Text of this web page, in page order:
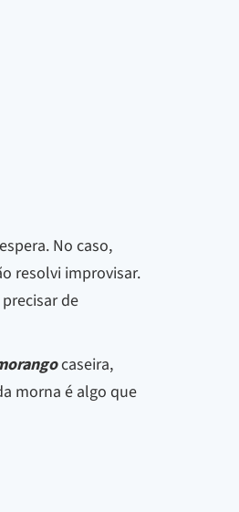
No caso,
resolvi improvisar.
de
caseira,
morna é algo que